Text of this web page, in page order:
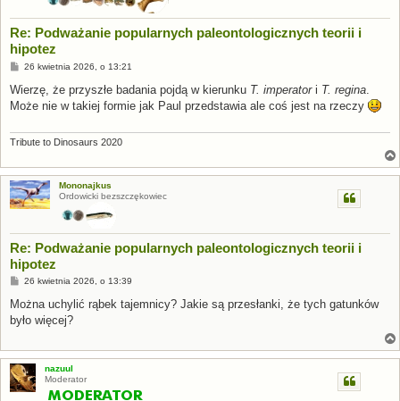
Re: Podważanie popularnych paleontologicznych teorii i
hipotez
P
s
26 kwietnia 2026, o 13:21
Wierzę, że przyszłe badania pojdą w kierunku T. imperatori T. regina
Może nie w takiej formie jak Paul przedstawia ale coś jest na rzeczy
Tribute to Dinosaurs 2020
Mononajkus
Ordowicki bezszczękowiec
Re: Podważanie popularnych paleontologicznych teorii i
hipotez
P
s
26 kwietnia 2026, o 13:39
Można uchylić rąbek tajemnicy? Jakie są przesłanki, że tych gatunków
było więcej?
nazuul
Moderator